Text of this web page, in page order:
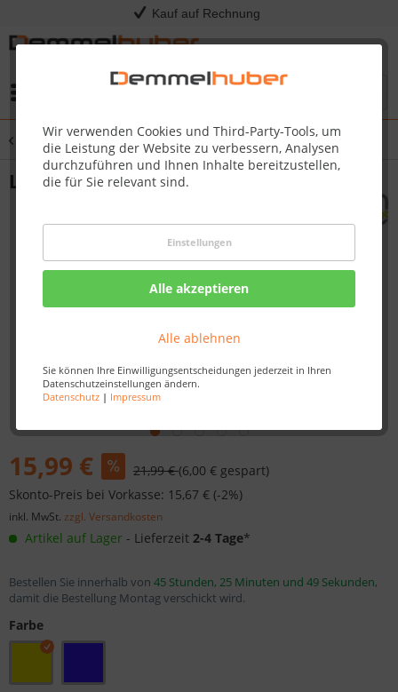
Kauf auf Rechnung
Wir verwenden Cookies und Third-Party-Tools, um
die Leistung der Website zu verbessern, Analysen
durchzuführen und Ihnen Inhalte bereitzustellen,
die für Sie relevant sind.
Einstellungen
Alle akzeptieren
Alle ablehnen
Sie können Ihre Einwilligungsentscheidungen jederzeit in Ihren
Datenschutzeinstellungen ändern.
Datenschutz| Impressum
Übersicht Spiel & Spaß
Lenkrad für Spielturm Ø 30 cm
15,99 € 21,99 €(6,00 € gespart)
Skonto-Preis bei Vorkasse: 15,67 € (-2%)
inkl. MwSt. zzgl. Versandkosten
Artikel auf Lager - Lieferzeit 2-4 Tage*
Bestellen Sie innerhalb von 45 Stunden, 25 Minuten und 49 Sekunden,
damit die Bestellung Montag verschickt wird.
Farbe